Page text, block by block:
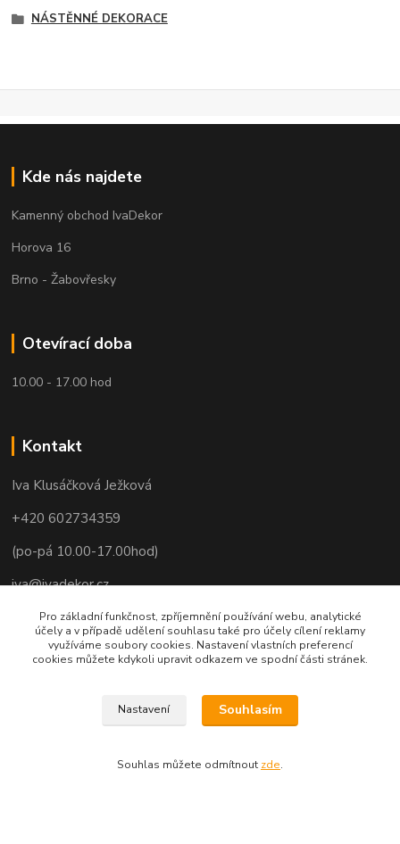
NÁSTĚNNÉ DEKORACE
Kde nás najdete
Kamenný obchod IvaDekor
Horova 16
Brno - Žabovřesky
Otevírací doba
10.00 - 17.00 hod
Kontakt
Iva Klusáčková Ježková
+420 602734359
(po-pá 10.00-17.00hod)
iva@ivadekor.cz
Pro základní funkčnost, zpříjemnění používání webu, analytické
účely a v případě udělení souhlasu také pro účely cílení reklamy
využíváme soubory cookies. Nastavení vlastních preferencí
cookies můžete kdykoli upravit odkazem ve spodní části stránek.
Nastavení Souhlasím
Souhlas můžete odmítnout zde.